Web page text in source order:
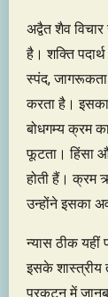
अद्वैत शैव
है। शक्ति
स्पंद,
करता है। इसका
बोधगम्य क्रम
फूटता। हिंसा
होती हैं। क्रम
उन्होंने इसका
न्यास ठीक
इसके शास्त्रीय
प्रकटन में